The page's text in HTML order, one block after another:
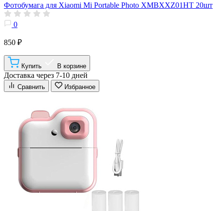
Фотобумага для Xiaomi Mi Portable Photo XMBXXZ01HT 20шт
0
850 ₽
Купить В корзине
Доставка через 7-10 дней
Сравнить Избранное